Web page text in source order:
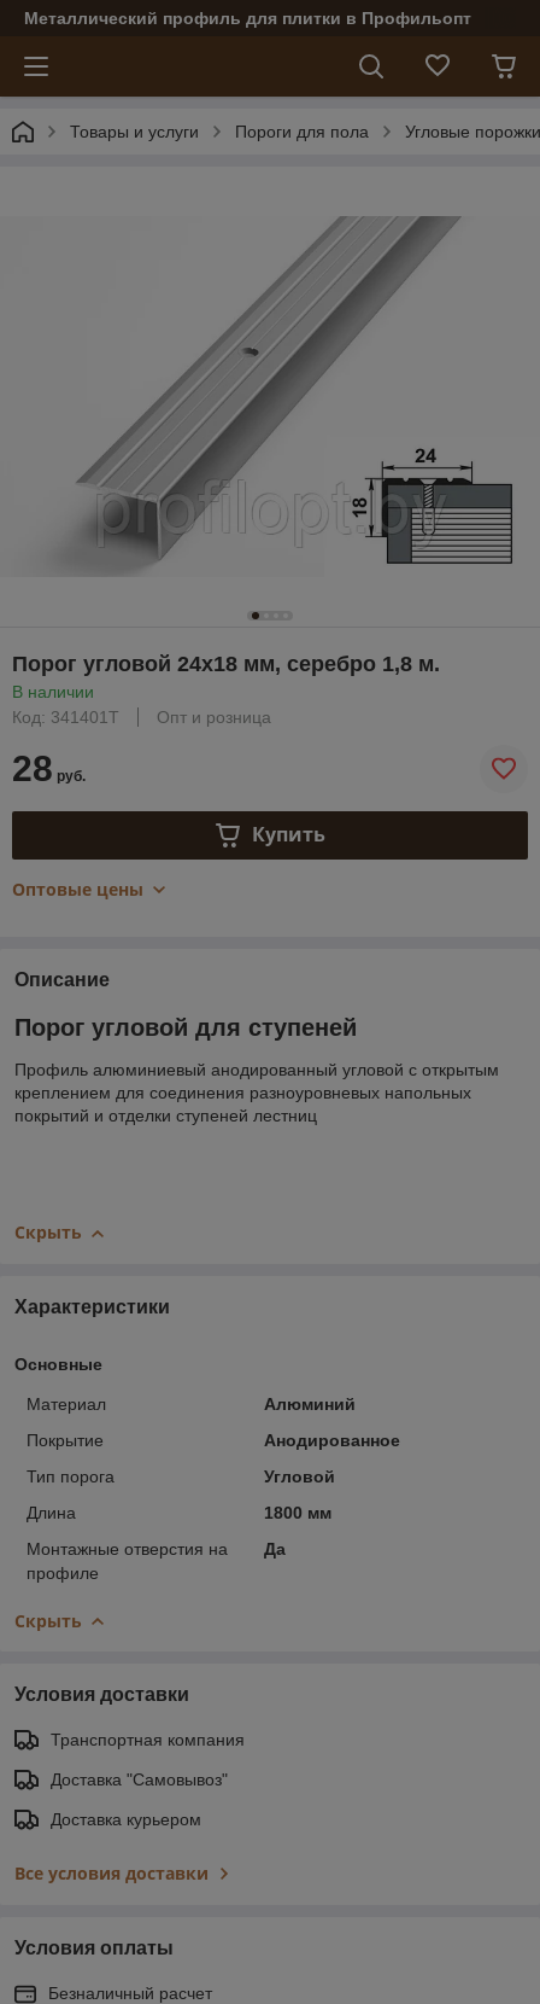
Металлический профиль для плитки в Профильопт
Товары и услуги Пороги для пола Угловые порожки
Порог угловой 24х18 мм, серебро 1,8 м.
В наличии
Код: 341401Т
Опт и розница
28 руб.
Купить
Оптовые цены
Описание
Порог угловой для ступеней
Профиль алюминиевый анодированный угловой с открытым
креплением для соединения разноуровневых напольных
покрытий и отделки ступеней лестниц
Скрыть
Характеристики
Основные
Материал
Алюминий
Покрытие
Анодированное
Тип порога
Угловой
Длина
1800 мм
Монтажные отверстия на
профиле
Да
Скрыть
Условия доставки
Транспортная компания
Доставка "Самовывоз"
Доставка курьером
Все условия доставки
Условия оплаты
Безналичный расчет